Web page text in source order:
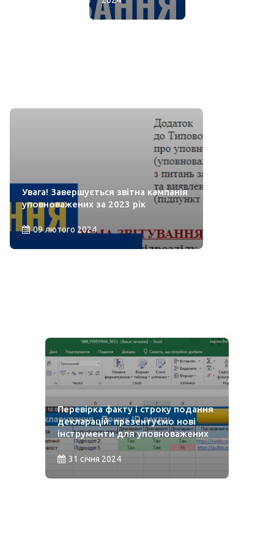
Увага! Завершується звітна кампанія
уповноважених за 2023 рік
09 лютого 2024
​Перевірка факту і строку подання
декларацій: презентуємо нові
інструменти для уповноважених
31 січня 2024